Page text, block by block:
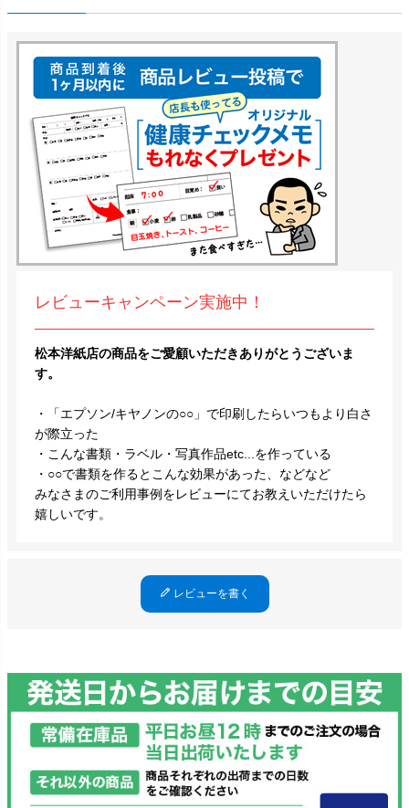
レビューキャンペーン実施中！
松本洋紙店の商品をご愛顧いただきありがとうございま
す。
・「エプソン/キヤノンの○○」で印刷したらいつもより白さ
が際立った
・こんな書類・ラベル・写真作品etc...を作っている
・○○で書類を作るとこんな効果があった、などなど
みなさまのご利用事例をレビューにてお教えいただけたら
嬉しいです。
レビューを書く